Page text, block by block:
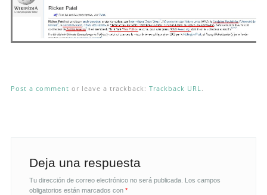
Post a comment or leave a trackback: Trackback URL .
Deja una respuesta
Tu dirección de correo electrónico no será publicada. Los campos
obligatorios están marcados con *